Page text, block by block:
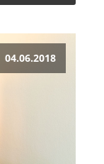
04.06.2018